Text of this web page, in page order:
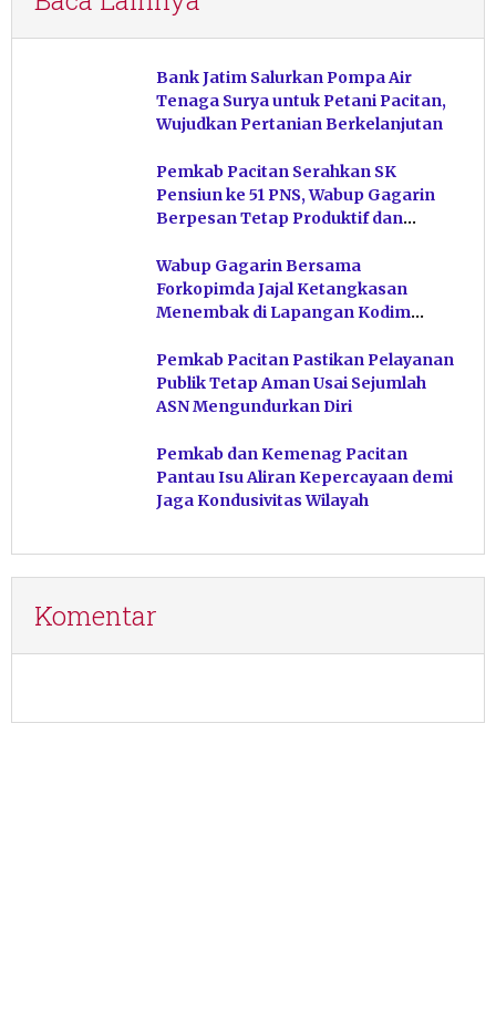
Bank Jatim Salurkan Pompa Air
Tenaga Surya untuk Petani Pacitan,
Wujudkan Pertanian Berkelanjutan
Pemkab Pacitan Serahkan SK
Pensiun ke 51 PNS, Wabup Gagarin
Berpesan Tetap Produktif dan
Wabup Gagarin Bersama
Forkopimda Jajal Ketangkasan
Menembak di Lapangan Kodim
Pemkab Pacitan Pastikan Pelayanan
Publik Tetap Aman Usai Sejumlah
ASN Mengundurkan Diri
Pemkab dan Kemenag Pacitan
Pantau Isu Aliran Kepercayaan demi
Jaga Kondusivitas Wilayah
Komentar